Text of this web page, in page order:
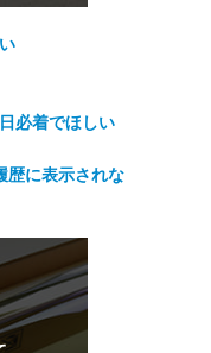
必着でほしい
歴に表示されな